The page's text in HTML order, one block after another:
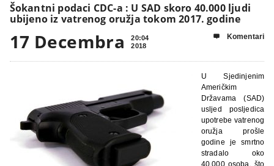
Šokantni podaci CDC-a : U SAD skoro 40.000 ljudi
ubijeno iz vatrenog oružja tokom 2017. godine
17 Decembra
20:04
2018
 Komentari
U Sjedinjenim
Američkim
Državama (SAD)
usljed posljedica
upotrebe vatrenog
oružja prošle
godine je smrtno
stradalo oko
40.000 osoba, što